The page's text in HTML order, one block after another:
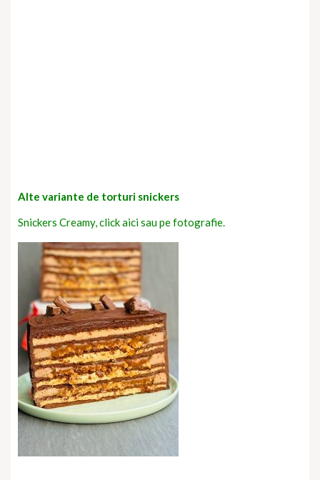
Alte variante de torturi snickers
Snickers Creamy, click aici sau pe fotografie.